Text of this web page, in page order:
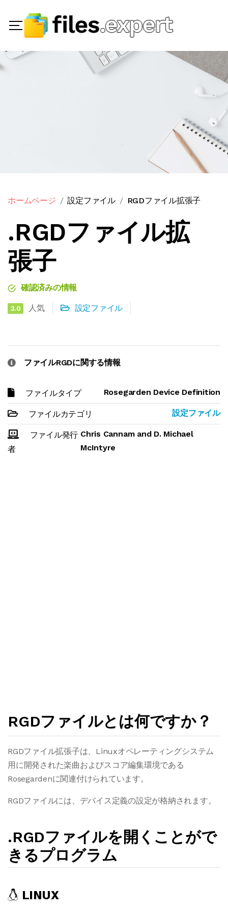
ホームページ 設定ファイル RGDファイル拡張子
.RGDファイル拡
張子
確認済みの情報
3.0 人気 設定ファイル
ファイルRGDに関する情報
ファイルタイプ Rosegarden Device Definition
ファイルカテゴリ 設定ファイル
ファイル発行
者
Chris Cannam and D. Michael
McIntyre
RGDファイルとは何ですか？
RGDファイル拡張子は、Linuxオペレーティングシステム
用に開発された楽曲およびスコア編集環境である
Rosegardenに関連付けられています。
RGDファイルには、デバイス定義の設定が格納されます。
.RGDファイルを開くことがで
きるプログラム
LINUX